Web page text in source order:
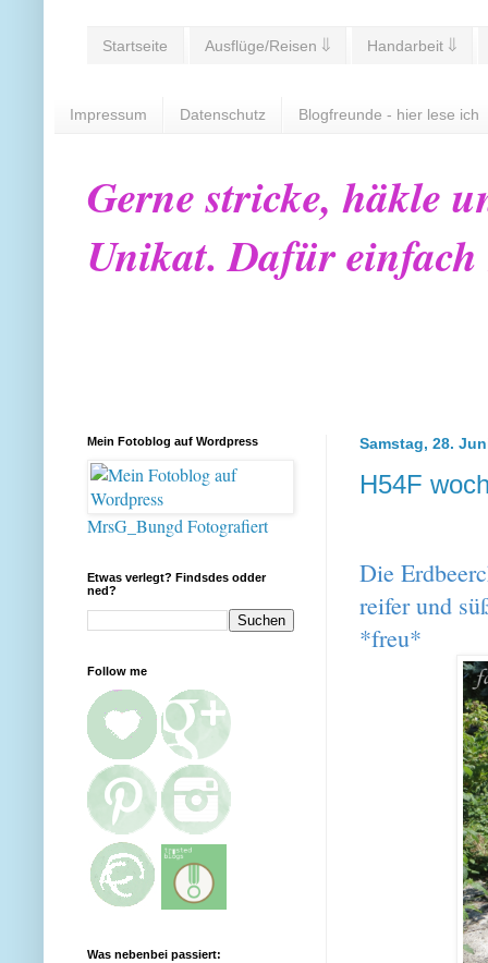
Startseite Ausflüge/Reisen ⇓ Handarbeit ⇓
Impressum Datenschutz Blogfreunde - hier lese ich
Gerne stricke, häkle
Unikat. Dafür
Samstag, 28.
H54F
Die
reifer und
*freu*
Mein Fotoblog auf Wordpress
MrsG_Bungd Fotografiert
Etwas verlegt? Findsdes odder
ned?
Follow me
Was nebenbei passiert: